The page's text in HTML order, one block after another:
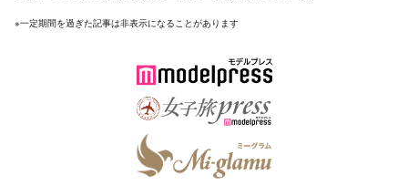
※一定期間を過ぎた記事は非表示になることがあります